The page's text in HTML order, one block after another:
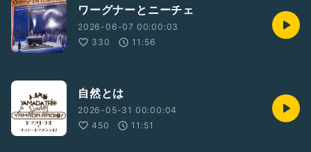
ワーグナーとニーチェ
2026-06-07 00:00:03
330
11:56
自然とは
2026-05-31 00:00:04
450
11:51